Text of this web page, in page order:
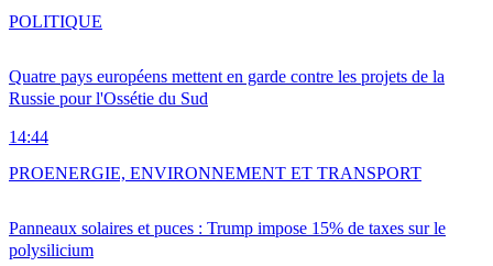
Quatre pays européens mettent en garde contre les projets de la
Russie pour l'Ossétie du Sud
14:44
POLITIQUE
Panneaux solaires et puces : Trump impose 15% de taxes sur le
polysilicium
PROENERGIE, ENVIRONNEMENT ET TRANSPORT